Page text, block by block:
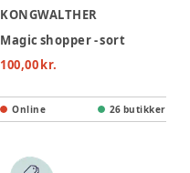
KONGWALTHER
Magic shopper - sort
100,00 kr.
Online 26 butikker